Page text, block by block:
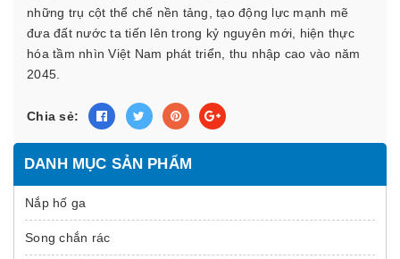
những trụ cột thể chế nền tảng, tạo động lực mạnh mẽ
đưa đất nước ta tiến lên trong kỷ nguyên mới, hiện thực
hóa tầm nhìn Việt Nam phát triển, thu nhập cao vào năm
2045.
Chia sẻ:
DANH MỤC SẢN PHẨM
Nắp hố ga
Song chắn rác